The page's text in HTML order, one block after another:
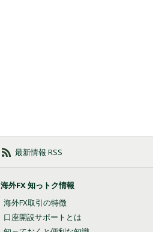
最新情報 RSS
海外FX 知っトク情報
海外FX取引の特徴
口座開設サポートとは